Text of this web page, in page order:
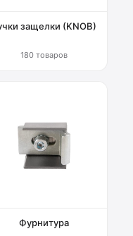
защелки (KNOB)
180 товаров
Фурнитура